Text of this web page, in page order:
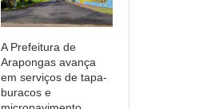
A Prefeitura de
Arapongas avança
em serviços de tapa-
buracos e